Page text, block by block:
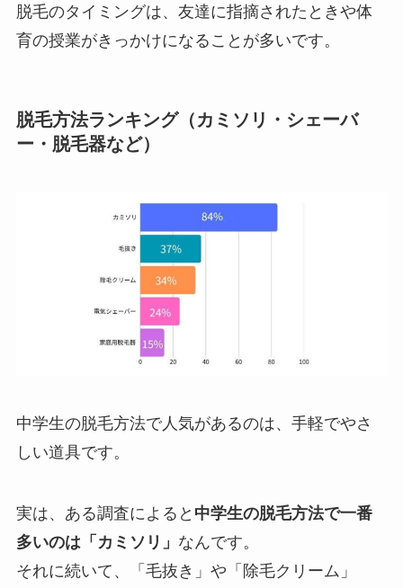
脱毛のタイミングは、友達に指摘されたときや体
育の授業がきっかけになることが多いです。
脱毛方法ランキング（カミソリ・シェーバ
ー・脱毛器など）
中学生の脱毛方法で人気があるのは、手軽でやさ
しい道具です。
実は、ある調査によると 中学生の脱毛方法で一番
多いのは「カミソリ」 なんです。
それに続いて、「毛抜き」や「除毛クリーム」